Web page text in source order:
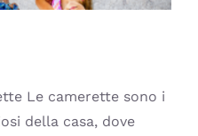
Le camerette sono i
della casa, dove